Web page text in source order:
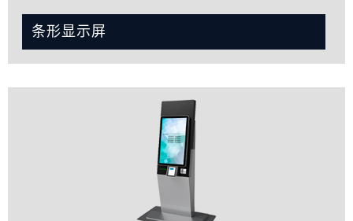
条形显示屏